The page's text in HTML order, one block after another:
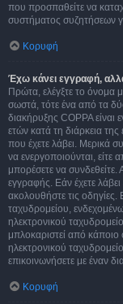
που προσπαθείτε να
συστήματος συζητήσεων
Κορυφή
Έχω κάνει εγγραφή,
Πρώτα, ελέγξτε το όνομα
σωστά, τότε ένα από τα
διακήρυξης COPPA είναι
ετών κατά τη διάρκεια
που έχετε λάβει. Μερικά
να ενεργοποιούνται, είτε
μπορέσετε να
εγγραφής. Εάν έχετε
ακολουθήστε τις
ταχυδρομείου,
ηλεκτρονικού
μπλοκαριστεί από κάποιο
ηλεκτρονικού
επικοινωνήσετε με έναν
Κορυφή